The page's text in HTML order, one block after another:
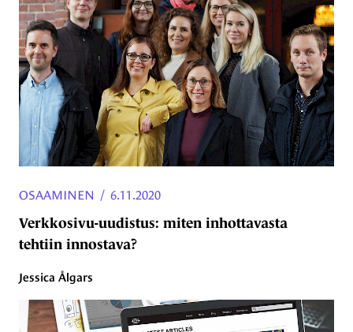
Verkkosivu-uudistus: miten inhottavasta
tehtiin innostava?
OSAAMINEN / 6.11.2020
Jessica Ålgars